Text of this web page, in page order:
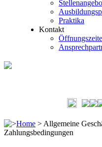
Praktika
Kontakt
>Home > Allgemeine
Zahlungsbedingungen